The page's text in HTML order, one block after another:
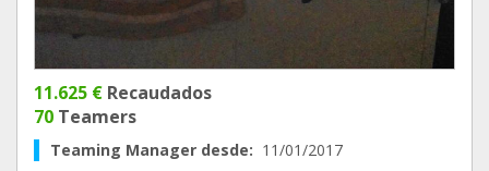
11.625 € Recaudados
70 Teamers
Teaming Manager desde: 11/01/2017